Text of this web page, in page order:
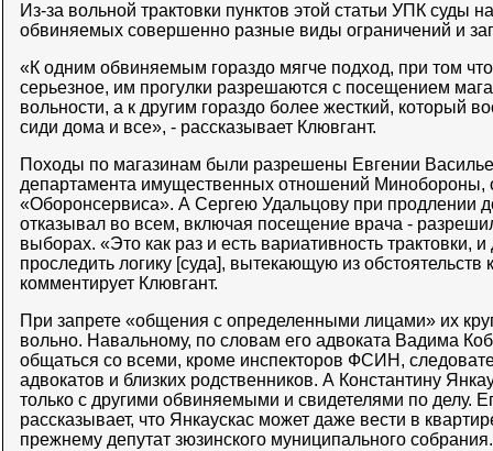
Из-за вольной трактовки пунктов этой статьи УПК суды
обвиняемых совершенно разные виды ограничений и
«К одним обвиняемым гораздо мягче подход, при том
серьезное, им прогулки разрешаются с посещением
вольности, а к другим гораздо более жесткий, который
сиди дома и все», - рассказывает Клювгант.
Походы по магазинам были разрешены Евгении
департамента имущественных отношений Минобороны,
«Оборонсервиса». А Сергею Удальцову при продлении
отказывал во всем, включая посещение врача -
выборах. «Это как раз и есть вариативность трактовки,
проследить логику [суда], вытекающую из обстоятельств
комментирует Клювгант.
При запрете «общения с определенными лицами» их
вольно. Навальному, по словам его адвоката Вадима
общаться со всеми, кроме инспекторов ФСИН,
адвокатов и близких родственников. А Константину
только с другими обвиняемыми и свидетелями по делу.
рассказывает, что Янкаускас может даже вести в
прежнему депутат зюзинского муниципального собрания.